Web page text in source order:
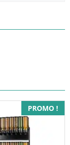
PROMO !